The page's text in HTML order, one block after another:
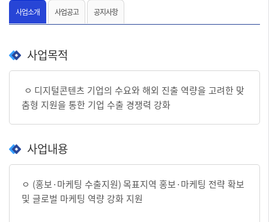
사업소개 사업공고 공지사항
사업목적
ㅇ 디지털콘텐츠 기업의 수요와 해외 진출 역량을 고려한 맞
춤형 지원을 통한 기업 수출 경쟁력 강화
사업내용
ㅇ (홍보·마케팅 수출지원)목표지역 홍보·마케팅 전략 확보
및 글로벌 마케팅 역량 강화 지원